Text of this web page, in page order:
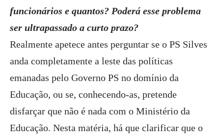
funcionários e quantos? Poderá esse problema
ser ultrapassado a curto prazo?
Realmente apetece antes perguntar se o PS Silves
anda completamente a leste das políticas
emanadas pelo Governo PS no domínio da
Educação, ou se, conhecendo-as, pretende
disfarçar que não é nada com o Ministério da
Educação. Nesta matéria, há que clarificar que o